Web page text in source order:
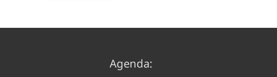
Agenda: